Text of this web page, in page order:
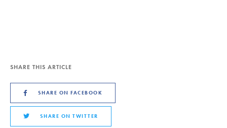
SHARE THIS ARTICLE
SHARE ON FACEBOOK
SHARE ON TWITTER